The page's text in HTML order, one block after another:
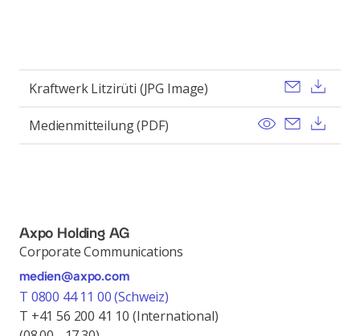
Kraftwerk Litzirüti (JPG Image) Send
Medienmitteilung (PDF) View Send
Axpo Holding AG
Corporate Communications
medien@axpo.com
T 0800 44 11 00 (Schweiz)
T +41 56 200 41 10 (International)